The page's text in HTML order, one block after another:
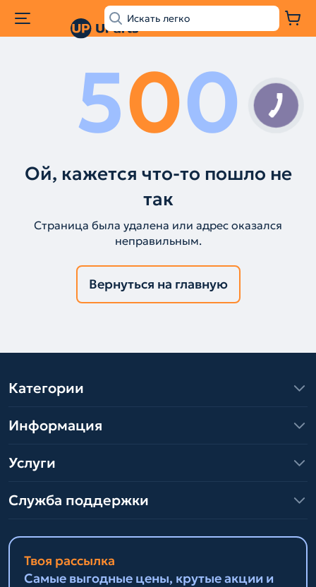
500
Ой, кажется что-то пошло не
так
Страница была удалена или адрес оказался
неправильным.
Вернуться на главную
Категории
Информация
Услуги
Служба поддержки
Твоя рассылка
Самые выгодные цены, крутые акции и